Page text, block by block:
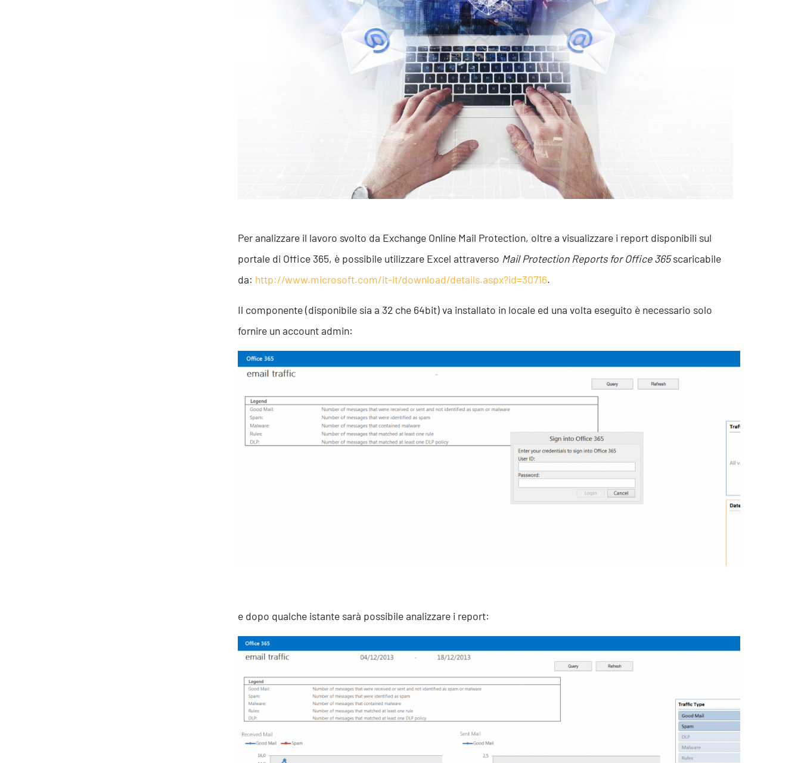
Project Management
Finanza & Gestione Economica
Risk Management
Sistemi di Gestione
Sicurezza Alimentare
Cyber Security
Per analizzare il lavoro svolto da Exchange Online Mail Protection, oltre a visualizzare i report disponibili sul
portale di Office 365, è possibile utilizzare Excel attraverso Mail Protection Reports for Office 365scaricabile
da: http://www.microsoft.com/it-it/download/details.aspx?id=30716.
Il componente (disponibile sia a 32 che 64bit) va installato in locale ed una volta eseguito è necessario solo
fornire un account admin:
e dopo qualche istante sarà possibile analizzare i report: